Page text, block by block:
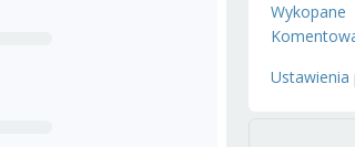
Wykopane
Ustawienia